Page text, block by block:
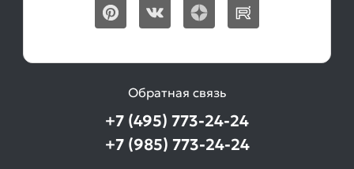
Обратная связь
+7 (495) 773-24-24
+7 (985) 773-24-24